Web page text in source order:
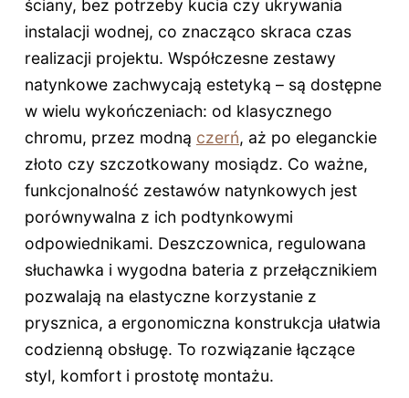
ściany, bez potrzeby kucia czy ukrywania
instalacji wodnej, co znacząco skraca czas
realizacji projektu. Współczesne zestawy
natynkowe zachwycają estetyką – są dostępne
w wielu wykończeniach: od klasycznego
chromu, przez modną czerń, aż po eleganckie
złoto czy szczotkowany mosiądz. Co ważne,
funkcjonalność zestawów natynkowych jest
porównywalna z ich podtynkowymi
odpowiednikami. Deszczownica, regulowana
słuchawka i wygodna bateria z przełącznikiem
pozwalają na elastyczne korzystanie z
prysznica, a ergonomiczna konstrukcja ułatwia
codzienną obsługę. To rozwiązanie łączące
styl, komfort i prostotę montażu.